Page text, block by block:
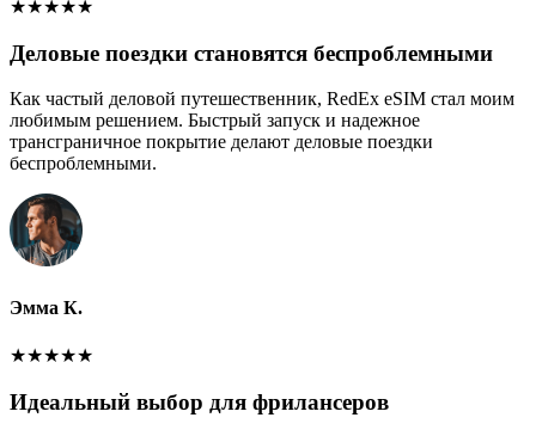
★★★★★
Деловые поездки становятся беспроблемными
Как частый деловой путешественник, RedEx eSIM стал моим
любимым решением. Быстрый запуск и надежное
трансграничное покрытие делают деловые поездки
беспроблемными.
Эмма К.
★★★★★
Идеальный выбор для фрилансеров